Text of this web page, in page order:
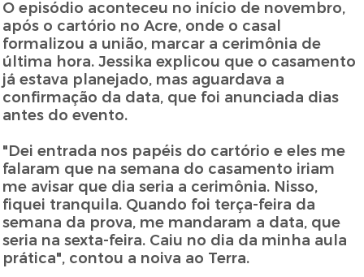
O episódio aconteceu no início de novembro,
após o cartório no Acre, onde o casal
formalizou a união, marcar a cerimônia de
última hora. Jessika explicou que o casamento
já estava planejado, mas aguardava a
confirmação da data, que foi anunciada dias
antes do evento.
"Dei entrada nos papéis do cartório e eles me
falaram que na semana do casamento iriam
me avisar que dia seria a cerimônia. Nisso,
fiquei tranquila. Quando foi terça-feira da
semana da prova, me mandaram a data, que
seria na sexta-feira. Caiu no dia da minha aula
prática", contou a noiva ao Terra.